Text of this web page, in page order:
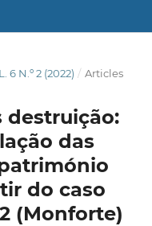
6 N.º 2 (2022) / Articles
destruição:
das
do caso
(Monforte)